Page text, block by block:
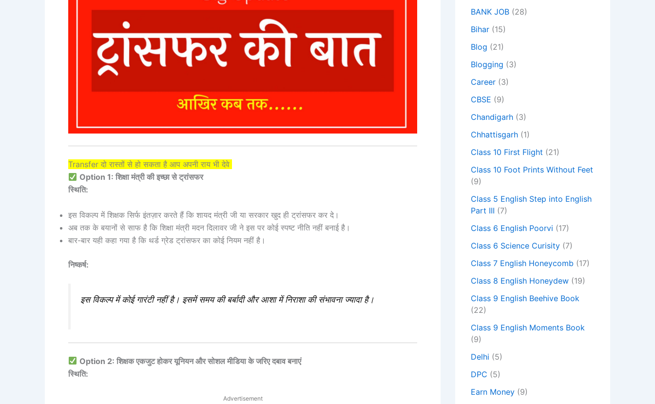
Transfer दो रास्तों से हो सकता है आप अपनी राय भी देवे
Option 1: शिक्षा मंत्री की इच्छा से ट्रांसफर
स्थिति:
इस विकल्प में शिक्षक सिर्फ इंतज़ार करते हैं कि शायद मंत्री जी या सरकार खुद ही ट्रांसफर कर दे।
अब तक के बयानों से साफ है कि शिक्षा मंत्री मदन दिलावर जी ने इस पर कोई स्पष्ट नीति नहीं बनाई है।
बार-बार यही कहा गया है कि थर्ड ग्रेड ट्रांसफर का कोई नियम नहीं है।
निष्कर्ष:
इस विकल्प में कोई गारंटी नहीं है। इसमें समय की बर्बादी और आशा में निराशा की संभावना ज्यादा है।
Option 2: शिक्षक एकजुट होकर यूनियन और सोशल मीडिया के जरिए दबाव बनाएं
स्थिति:
Advertisement
BANK JOB (28)
Bihar (15)
Blog (21)
Blogging (3)
Career (3)
CBSE (9)
Chandigarh (3)
Chhattisgarh (1)
Class 10 First Flight (21)
Class 10 Foot Prints Without Feet
(9)
Class 5 English Step into English
Part III (7)
Class 6 English Poorvi (17)
Class 6 Science Curisity (7)
Class 7 English Honeycomb (17)
Class 8 English Honeydew (19)
Class 9 English Beehive Book
(22)
Class 9 English Moments Book
(9)
Delhi (5)
DPC (5)
Earn Money (9)